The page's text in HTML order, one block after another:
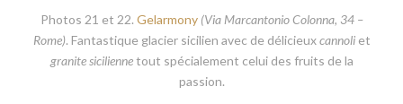
Photos 21 et 22. Gelarmony (Via Marcantonio Colonna, 34 –
Rome). Fantastique glacier sicilien avec de délicieuxcannoliet
granite siciliennetout spécialement celui des fruits de la
passion.